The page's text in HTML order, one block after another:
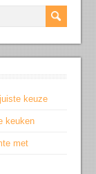
keuze
keuken
met